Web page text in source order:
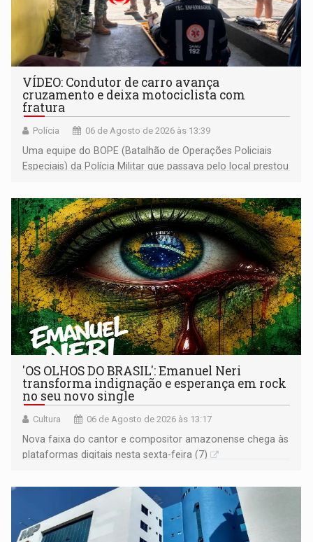
VÍDEO: Condutor de carro avança
cruzamento e deixa motociclista com
fratura
Polícia 06 de Agosto de 2026 às 13:39
Uma equipe do BOPE (Batalhão de Operações Policiais
Especiais) da Polícia Militar que passava pelo local prestou
'OS OLHOS DO BRASIL': Emanuel Neri
transforma indignação e esperança em rock
no seu novo single
Cultura 06 de Agosto de 2026 às 13:17
Nova faixa do cantor e compositor amazonense chega às
plataformas digitais nesta sexta-feira (7)